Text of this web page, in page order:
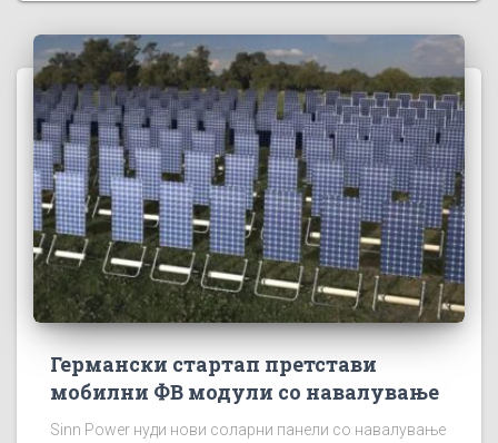
Германски стартап претстави
мобилни ФВ модули со навалување
Sinn Power нуди нови соларни панели со навалување